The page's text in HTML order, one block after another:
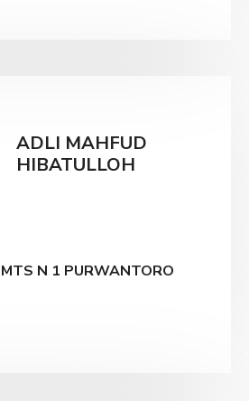
ADLI MAHFUD
HIBATULLOH
MTS N 1 PURWANTORO